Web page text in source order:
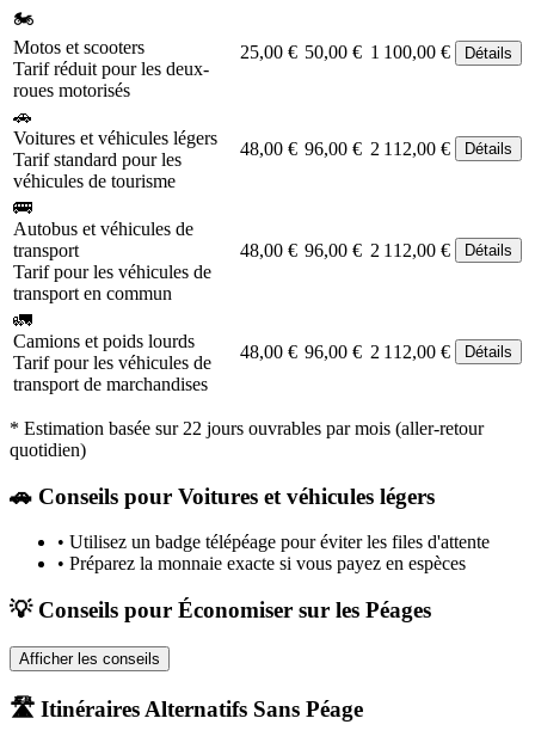
🏍️
Motos et scooters
Tarif réduit pour les deux-
roues motorisés
25,00 € 50,00 € 1 100,00 € Détails
🚗
Voitures et véhicules légers
Tarif standard pour les
véhicules de tourisme
48,00 € 96,00 € 2 112,00 € Détails
🚌
Autobus et véhicules de
transport
Tarif pour les véhicules de
transport en commun
48,00 € 96,00 € 2 112,00 € Détails
🚛
Camions et poids lourds
Tarif pour les véhicules de
transport de marchandises
48,00 € 96,00 € 2 112,00 € Détails
* Estimation basée sur 22 jours ouvrables par mois (aller-retour
quotidien)
🚗 Conseils pour Voitures et véhicules légers
• Utilisez un badge télépéage pour éviter les files d'attente
• Préparez la monnaie exacte si vous payez en espèces
💡 Conseils pour Économiser sur les Péages
Afficher les conseils
🛣️ Itinéraires Alternatifs Sans Péage